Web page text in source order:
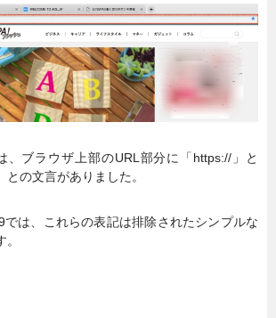
ブラウザ上部のURL部分に「https://」と
との文言がありました。
は、これらの表記は排除されたシンプルな